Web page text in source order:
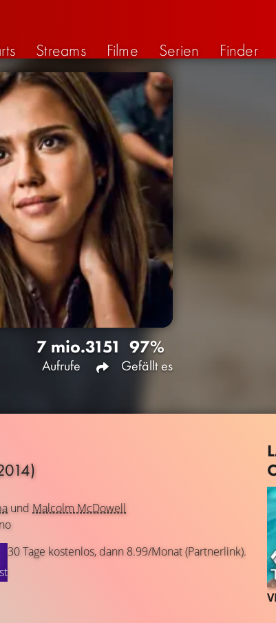
Streams Filme Serien Finder
7 mio.
Aufrufe
3151 97%
Gefällt es
und Malcolm McDowell
30 Tage kostenlos, dann 8.99/Monat (Partnerlink).